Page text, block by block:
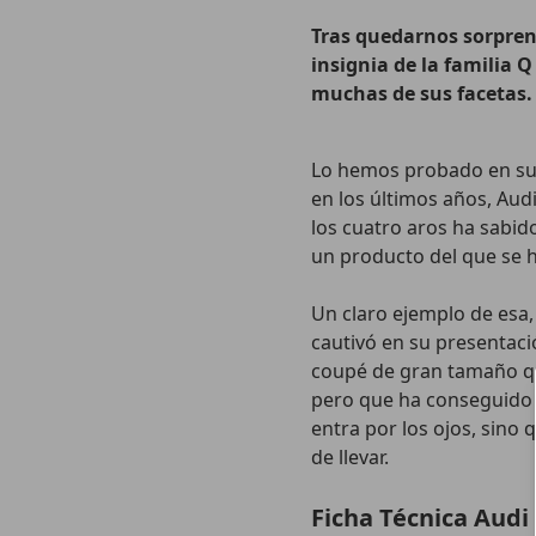
Tras quedarnos
insignia de la familia Q
muchas de sus facetas.
Lo hemos probado en
en los últimos años,
los cuatro aros ha
un producto del que se
Un claro ejemplo de
cautivó en su
coupé de gran tamaño
pero que ha
entra por los ojos, sino
de llevar.
Ficha Técnica